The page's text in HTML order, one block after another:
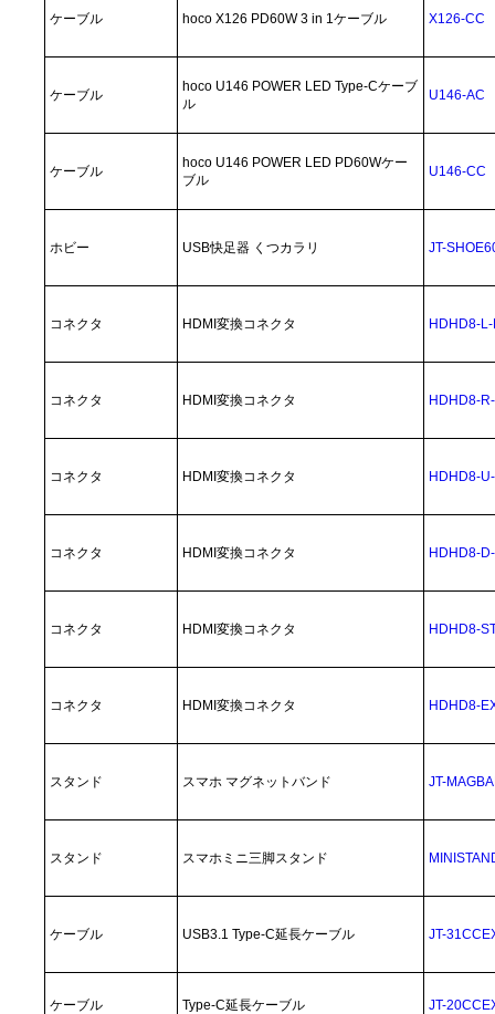
ケーブル hoco X126 PD60W 3 in 1ケーブル X126-CC
ケーブル
hoco U146 POWER LED Type-Cケーブ
ル
U146-AC
ケーブル
hoco U146 POWER LED PD60Wケー
ブル
U146-CC
ホビー USB快足器 くつカラリ JT-
コネクタ HDMI変換コネクタ HDHD8-L-
コネクタ HDMI変換コネクタ HDHD8-
コネクタ HDMI変換コネクタ HDHD8-
コネクタ HDMI変換コネクタ HDHD8-
コネクタ HDMI変換コネクタ HDHD8-
コネクタ HDMI変換コネクタ HDHD8-
スタンド スマホ マグネットバンド JT-
スタンド スマホミニ三脚スタンド
ケーブル USB3.1 Type-C延長ケーブル JT-
ケーブル Type-C延長ケーブル JT-